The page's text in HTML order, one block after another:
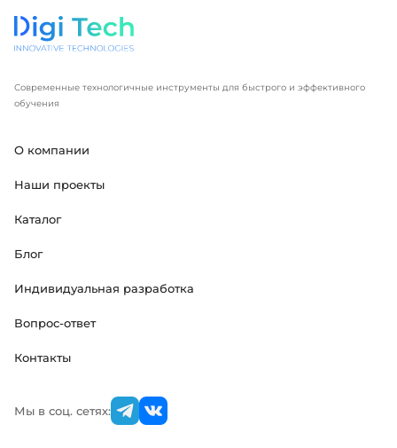
Современные технологичные инструменты для быстрого и эффективного
обучения
О компании
Наши проекты
Каталог
Блог
Индивидуальная разработка
Вопрос-ответ
Контакты
Мы в соц. сетях: